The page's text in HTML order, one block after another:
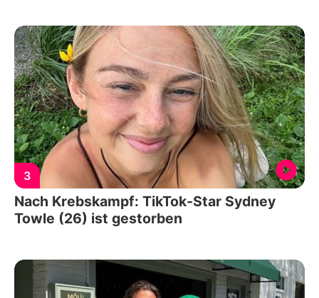
3
Nach Krebskampf: TikTok-Star Sydney
Towle (26) ist gestorben